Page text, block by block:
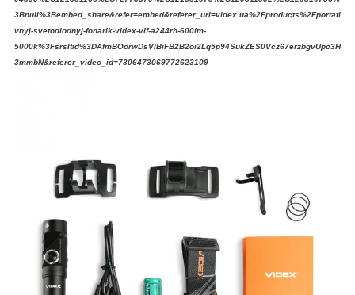
3Bnull%3Bembed_share&refer=embed&referer_url=videx.ua%2Fproducts%2Fportati
vnyj-svetodiodnyj-fonarik-videx-vlf-a244rh-600lm-
5000k%3Fsrsltid%3DAfmBOorwDsVIBiFB2B2oi2Lq5p94SukZES0Vcz67erzbgvUpo3H
3mmbN&referer_video_id=7306473069772623109